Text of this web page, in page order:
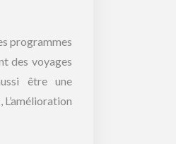
programmes
des voyages
être une